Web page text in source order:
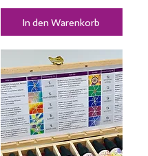
In den Warenkorb